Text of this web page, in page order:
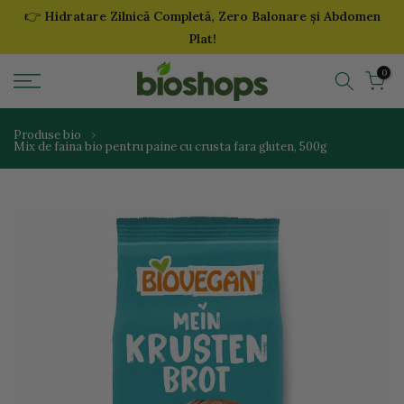
Sari
👉 Hidratare Zilnică Completă, Zero Balonare și Abdomen
Plat!
0
Produse bio
Mix de faina bio pentru paine cu crusta fara gluten, 500g